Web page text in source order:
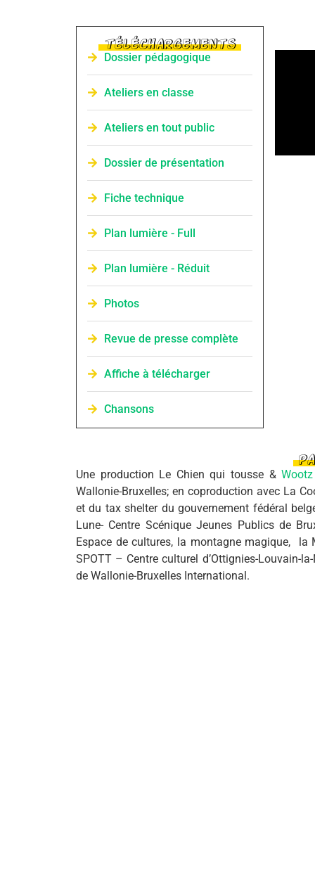
TÉLÉCHARGEMENTS
Dossier pédagogique
Ateliers en classe
Ateliers en tout public
Dossier de présentation
Fiche technique
Plan lumière - Full
Plan lumière - Réduit
Photos
Revue de presse complète
Affiche à télécharger
Chansons
Une production Le Chien qui tousse &Wootz
Wallonie-Bruxelles; en coproduction avec La
et du tax shelter du gouvernement fédéral
Lune- Centre Scénique Jeunes Publics de
Espace de cultures, la montagne magique, la
SPOTT – Centre culturel d’Ottignies-Louvain-
de Wallonie-Bruxelles International.